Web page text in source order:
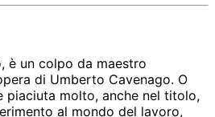
è un colpo da maestro
di Umberto Cavenago. O
piaciuta molto, anche nel titolo,
al mondo del lavoro,